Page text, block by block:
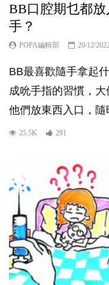
BB口腔期乜都
手？
POPA編輯部 20/12/2022
BB最喜歡隨手拿起
成吮手指的習慣，
他們放東西入口，
25.5K 291